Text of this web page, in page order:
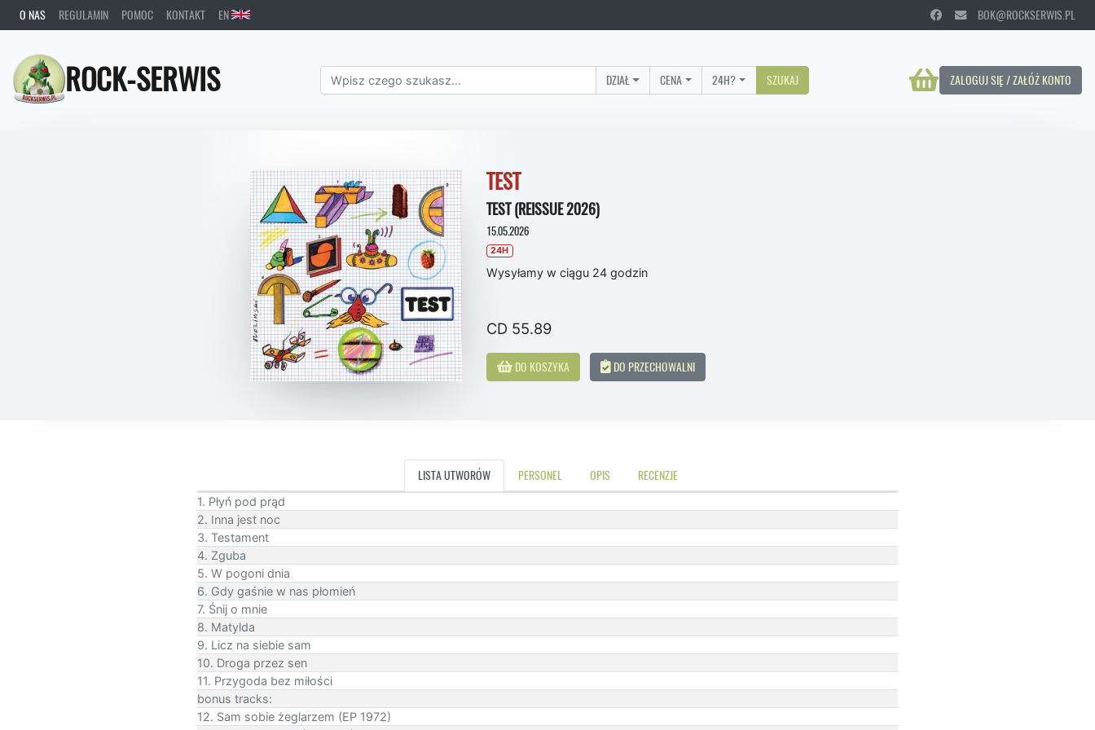
O NAS REGULAMIN POMOC KONTAKT EN BOK@ROCKSERWIS.PL
ROCK-SERWIS ZALOGUJ SIĘ / ZAŁÓŻ KONTO
DZIAŁ CENA 24H? SZUKAJ
TEST
TEST (REISSUE 2026)
15.05.2026
24H
Wysyłamy w ciągu 24 godzin
CD 55.89
DO KOSZYKA DO PRZECHOWALNI
LISTA UTWORÓW PERSONEL OPIS RECENZJE
1. Płyń pod prąd
2. Inna jest noc
3. Testament
4. Zguba
5. W pogoni dnia
6. Gdy gaśnie w nas płomień
7. Śnij o mnie
8. Matylda
9. Licz na siebie sam
10. Droga przez sen
11. Przygoda bez miłości
bonus tracks:
12. Sam sobie żeglarzem (EP 1972)